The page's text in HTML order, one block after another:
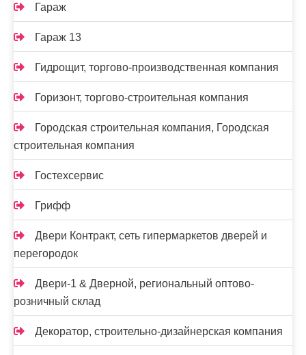
Гараж
Гараж 13
Гидрощит, торгово-производственная компания
Горизонт, торгово-строительная компания
Городская строительная компания, Городская
строительная компания
Гостехсервис
Грифф
Двери Контракт, сеть гипермаркетов дверей и
перегородок
Двери-1 & Дверной, региональный оптово-
розничный склад
Декоратор, строительно-дизайнерская компания